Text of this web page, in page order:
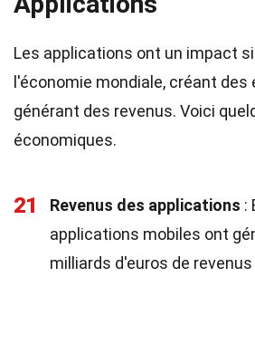
Les applications ont un impact
l'économie mondiale, créant des
générant des revenus. Voici
économiques.
21 Revenus des applications :
applications mobiles ont
milliards d'euros de